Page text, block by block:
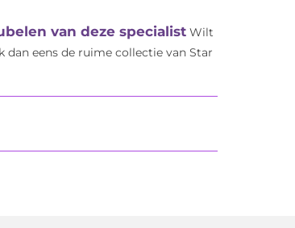
van deze specialist Wilt
eens de ruime collectie van Star